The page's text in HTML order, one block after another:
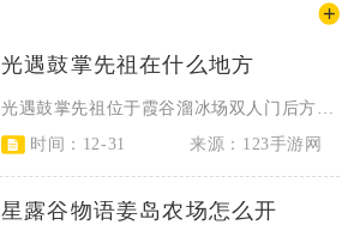
光遇鼓掌先祖在什么地方
时间：12-31
来源：123手游网
星露谷物语姜岛农场怎么开